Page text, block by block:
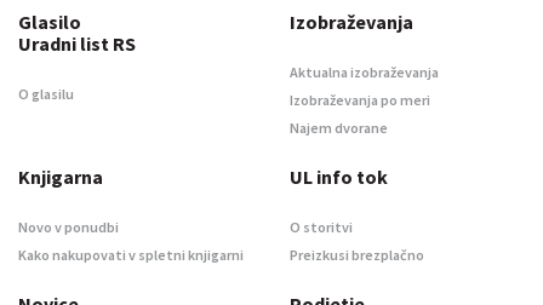
Glasilo
Uradni list RS
O glasilu
Izobraževanja
Aktualna izobraževanja
Izobraževanja po meri
Najem dvorane
Knjigarna
Novo v ponudbi
Kako nakupovati v spletni knjigarni
UL info tok
O storitvi
Preizkusi brezplačno